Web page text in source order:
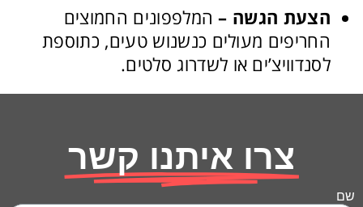
הצעת הגשה –המלפפונים החמוצים
החריפים מעולים כנשנוש טעים, כתוספת
לסנדוויצ’ים או לשדרוג סלטים.
צרו איתנו קשר
שם